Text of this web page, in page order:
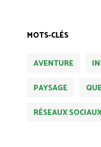
MOTS-CLÉS
AVENTURE
PAYSAGE
RÉSEAUX